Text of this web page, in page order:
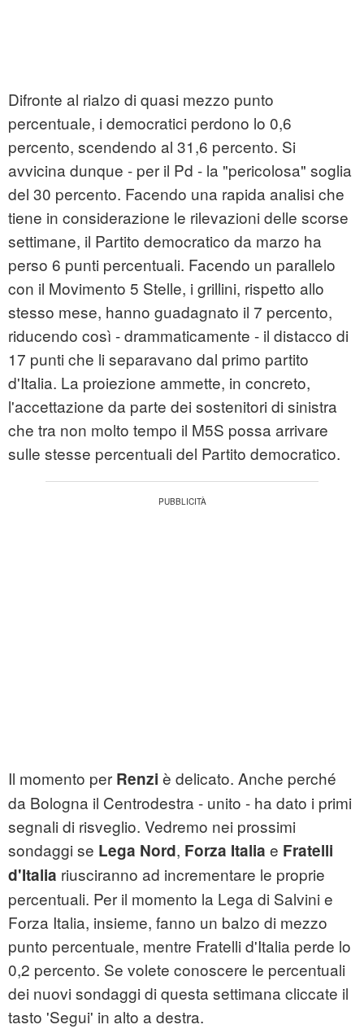
Difronte al rialzo di quasi mezzo punto
percentuale, i democratici perdono lo 0,6
percento, scendendo al 31,6 percento. Si
avvicina dunque - per il Pd - la "pericolosa" soglia
del 30 percento. Facendo una rapida analisi che
tiene in considerazione le rilevazioni delle scorse
settimane, il Partito democratico da marzo ha
perso 6 punti percentuali. Facendo un parallelo
con il Movimento 5 Stelle, i grillini, rispetto allo
stesso mese, hanno guadagnato il 7 percento,
riducendo così - drammaticamente - il distacco di
17 punti che li separavano dal primo partito
d'Italia. La proiezione ammette, in concreto,
l'accettazione da parte dei sostenitori di sinistra
che tra non molto tempo il M5S possa arrivare
sulle stesse percentuali del Partito democratico.
Il momento per Renzi è delicato. Anche perché
da Bologna il Centrodestra - unito - ha dato i primi
segnali di risveglio. Vedremo nei prossimi
sondaggi se Lega Nord, Forza Italia e Fratelli
d'Italia riusciranno ad incrementare le proprie
percentuali. Per il momento la Lega di Salvini e
Forza Italia, insieme, fanno un balzo di mezzo
punto percentuale, mentre Fratelli d'Italia perde lo
0,2 percento. Se volete conoscere le percentuali
dei nuovi sondaggi di questa settimana cliccate il
tasto 'Segui' in alto a destra.